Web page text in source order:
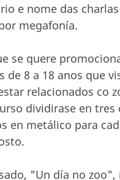
e nome das
megafonía.
se quere
8 a 18 anos que
relacionados co
dividirase en tres
en metálico para
"Un día no